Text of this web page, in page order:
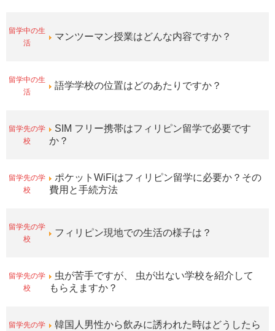
留学中の生
活
マンツーマン授業はどんな内容ですか？
留学中の生
活
語学学校の位置はどのあたりですか？
留学先の学
校
SIM フリー携帯はフィリピン留学で必要です
か？
留学先の学
校
ポケットWiFiはフィリピン留学に必要か？その
費用と手続方法
留学先の学
校
フィリピン現地での生活の様子は？
留学先の学
校
虫が苦手ですが、 虫が出ない学校を紹介して
もらえますか？
留学先の学
韓国人男性から飲みに誘われた時はどうしたら